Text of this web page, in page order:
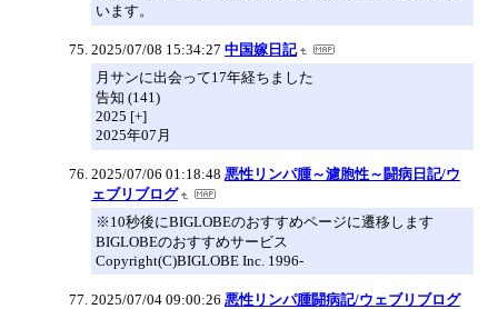
います。
2025/07/08 15:34:27 中国嫁日記
月サンに出会って17年経ちました
告知 (141)
2025 [+]
2025年07月
2025/07/06 01:18:48 悪性リンパ腫～濾胞性～闘病日記/ウ
ェブリブログ
※10秒後にBIGLOBEのおすすめページに遷移します
BIGLOBEのおすすめサービス
Copyright(C)BIGLOBE Inc. 1996-
2025/07/04 09:00:26 悪性リンパ腫闘病記/ウェブリブログ